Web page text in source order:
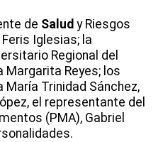
de Salud y Riesgos
Iglesias; la
Regional del
Margarita Reyes; los
Trinidad Sánchez,
el representante del
(PMA), Gabriel